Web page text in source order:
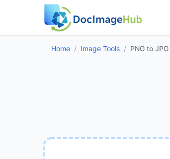
Home / Image Tools / PNG to JPG